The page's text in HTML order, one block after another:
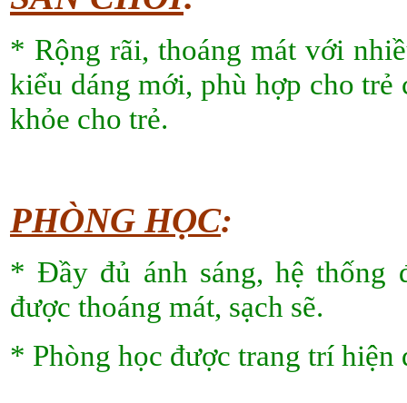
* Rộng rãi, thoáng mát với
kiểu dáng mới, phù hợp cho
khỏe cho trẻ.
PHÒNG HỌC:
* Đầy đủ ánh sáng, hệ thống
được thoáng mát, sạch sẽ.
* Phòng học được trang trí